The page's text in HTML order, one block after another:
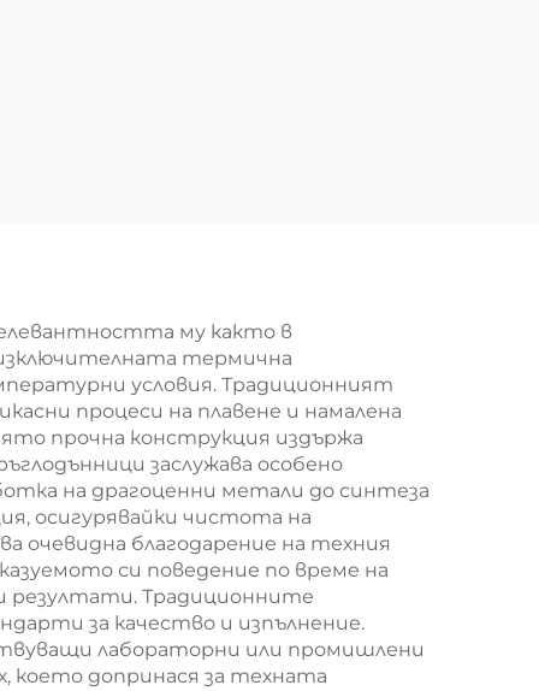
му както в
термична
условия. Традиционният
процеси на плавене и намалена
прочна конструкция издържа
заслужава особено
на драгоценни метали до синтеза
осигурявайки чистота на
благодарение на техния
си поведение по време на
резултати. Традиционните
за качество и изпълнение.
лабораторни или промишлени
което допринася за техната